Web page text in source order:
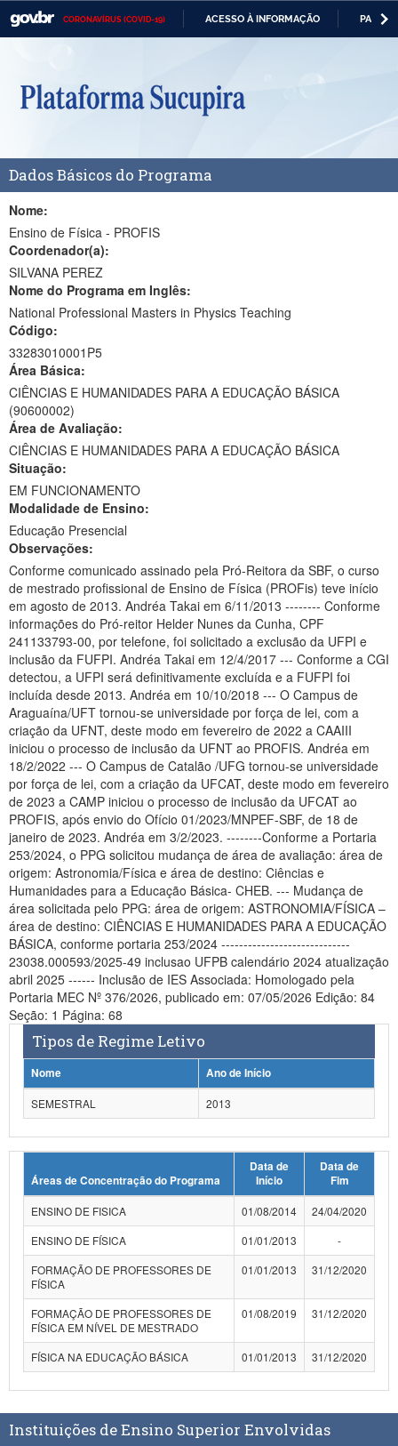
CORONAVÍRUS (COVID-19) ACESSO À INFORMAÇÃO
Casa Civil
Ministério da Defesa
Ministério da Economia
Ministério da Infraestrutura
Ministério da Educação
Ministério da Cidadania
Ministério da Saúde
Ministério de Minas e Energia
Ministério da Ciência, Tecnologia, Inovações e Comunicações
Ministério do Meio Ambiente
Ministério do Turismo
Ministério do Desenvolvimento Regional
Ministério da Mulher, da Família e dos Direitos Humanos
Secretaria-Geral
Advocacia-Geral da União
Dados Básicos do Programa
Nome:
Ensino de Física - PROFIS
Coordenador(a):
SILVANA PEREZ
Nome do Programa em Inglês:
National Professional Masters in Physics Teaching
Código:
33283010001P5
Área Básica:
CIÊNCIAS E HUMANIDADES PARA A EDUCAÇÃO BÁSICA
(90600002)
Área de Avaliação:
CIÊNCIAS E HUMANIDADES PARA A EDUCAÇÃO BÁSICA
Situação:
EM FUNCIONAMENTO
Modalidade de Ensino:
Educação Presencial
Observações:
Conforme comunicado assinado pela Pró-Reitora da SBF, o curso
de mestrado profissional de Ensino de Física (PROFis) teve início
em agosto de 2013. Andréa Takai em 6/11/2013 -------- Conforme
informações do Pró-reitor Helder Nunes da Cunha, CPF
241133793-00, por telefone, foi solicitado a exclusão da UFPI e
inclusão da FUFPI. Andréa Takai em 12/4/2017 --- Conforme a CGI
detectou, a UFPI será definitivamente excluída e a FUFPI foi
incluída desde 2013. Andréa em 10/10/2018 --- O Campus de
Araguaína/UFT tornou-se universidade por força de lei, com a
criação da UFNT, deste modo em fevereiro de 2022 a CAAIII
iniciou o processo de inclusão da UFNT ao PROFIS. Andréa em
18/2/2022 --- O Campus de Catalão /UFG tornou-se universidade
por força de lei, com a criação da UFCAT, deste modo em fevereiro
de 2023 a CAMP iniciou o processo de inclusão da UFCAT ao
PROFIS, após envio do Ofício 01/2023/MNPEF-SBF, de 18 de
janeiro de 2023. Andréa em 3/2/2023. --------Conforme a Portaria
253/2024, o PPG solicitou mudança de área de avaliação: área de
origem: Astronomia/Física e área de destino: Ciências e
Humanidades para a Educação Básica- CHEB. --- Mudança de
área solicitada pelo PPG: área de origem: ASTRONOMIA/FÍSICA –
área de destino: CIÊNCIAS E HUMANIDADES PARA A EDUCAÇÃO
BÁSICA, conforme portaria 253/2024 -----------------------------
23038.000593/2025-49 inclusao UFPB calendário 2024 atualização
abril 2025 ------ Inclusão de IES Associada: Homologado pela
Portaria MEC Nº 376/2026, publicado em: 07/05/2026 Edição: 84
Seção: 1 Página: 68
Tipos de Regime Letivo
Nome
Ano de Início
SEMESTRAL
2013
Áreas de Concentração do Programa
Data de
Início
Data de
Fim
ENSINO DE FISICA
01/08/2014
24/04/2020
ENSINO DE FÍSICA
01/01/2013
-
FORMAÇÃO DE PROFESSORES DE
FÍSICA
01/01/2013 31/12/2020
FORMAÇÃO DE PROFESSORES DE
FÍSICA EM NÍVEL DE MESTRADO
01/08/2019 31/12/2020
FÍSICA NA EDUCAÇÃO BÁSICA 01/01/2013 31/12/2020
Instituições de Ensino Superior Envolvidas